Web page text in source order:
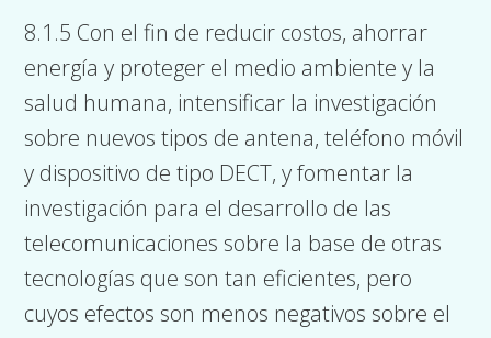
8.1.5 Con el fin de reducir costos, ahorrar
energía y proteger el medio ambiente y la
salud humana, intensificar la investigación
sobre nuevos tipos de antena, teléfono móvil
y dispositivo de tipo DECT, y fomentar la
investigación para el desarrollo de las
telecomunicaciones sobre la base de otras
tecnologías que son tan eficientes, pero
cuyos efectos son menos negativos sobre el